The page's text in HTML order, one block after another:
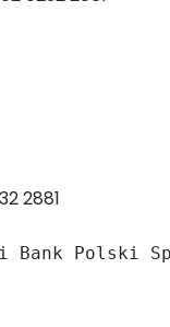
2881
Bank Polski